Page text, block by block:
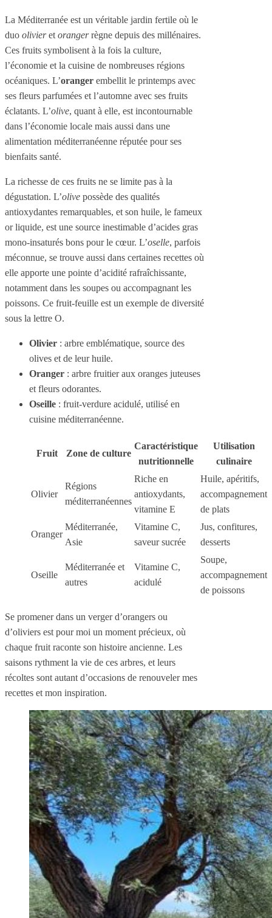
La Méditerranée est un véritable jardin fertile où le
duo olivieret orangerrègne depuis des millénaires.
Ces fruits symbolisent à la fois la culture,
l’économie et la cuisine de nombreuses régions
océaniques. L’oranger embellit le printemps avec
ses fleurs parfumées et l’automne avec ses fruits
éclatants. L’olive, quant à elle, est incontournable
dans l’économie locale mais aussi dans une
alimentation méditerranéenne réputée pour ses
bienfaits santé.
La richesse de ces fruits ne se limite pas à la
dégustation. L’olive possède des qualités
antioxydantes remarquables, et son huile, le fameux
or liquide, est une source inestimable d’acides gras
mono-insaturés bons pour le cœur. L’oselle, parfois
méconnue, se trouve aussi dans certaines recettes où
elle apporte une pointe d’acidité rafraîchissante,
notamment dans les soupes ou accompagnant les
poissons. Ce fruit-feuille est un exemple de diversité
sous la lettre O.
Olivier : arbre emblématique, source des
olives et de leur huile.
Oranger : arbre fruitier aux oranges juteuses
et fleurs odorantes.
Oseille : fruit-verdure acidulé, utilisé en
cuisine méditerranéenne.
Fruit Zone de culture
Caractéristique
nutritionnelle
Utilisation
culinaire
Olivier
Régions
méditerranéennes
Riche en
antioxydants,
vitamine E
Huile, apéritifs,
accompagnement
de plats
Oranger
Méditerranée,
Asie
Vitamine C,
saveur sucrée
Jus, confitures,
desserts
Oseille
Méditerranée et
autres
Vitamine C,
acidulé
Soupe,
accompagnement
de poissons
Se promener dans un verger d’orangers ou
d’oliviers est pour moi un moment précieux, où
chaque fruit raconte son histoire ancienne. Les
saisons rythment la vie de ces arbres, et leurs
récoltes sont autant d’occasions de renouveler mes
recettes et mon inspiration.